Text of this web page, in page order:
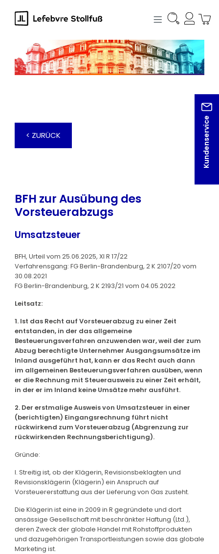
springen
Kundenservice
< ZURÜCK
BFH zur Ausübung des
Vorsteuerabzugs
Umsatzsteuer
BFH, Urteil vom 25.06.2025, XI R 17/22
Verfahrensgang: FG Berlin-Brandenburg, 2 K 2107/20 vom
30.08.2021
FG Berlin-Brandenburg, 2 K 2193/21 vom 04.05.2022
Leitsatz:
1. Ist das Recht auf Vorsteuerabzug zu einer Zeit
entstanden, in der das allgemeine
Besteuerungsverfahren anzuwenden war, weil der zum
Abzug berechtigte Unternehmer Ausgangsumsätze im
Inland ausgeführt hat, kann er das Recht auch dann
im allgemeinen Besteuerungsverfahren ausüben, wenn
er die Rechnung mit Steuerausweis zu einer Zeit erhält,
in der er im Inland keine Umsätze mehr ausführt.
2. Der erstmalige Ausweis von Umsatzsteuer in einer
(berichtigten) Eingangsrechnung führt nicht
rückwirkend zum Vorsteuerabzug (Abgrenzung zur
rückwirkenden Rechnungsberichtigung).
Gründe:
I. Streitig ist, ob der Klägerin, Revisionsbeklagten und
Revisionsklägerin (Klägerin) ein Anspruch auf
Vorsteuererstattung aus der Lieferung von Gas zusteht.
Die Klägerin ist eine in 2009 in R gegründete und dort
ansässige Gesellschaft mit beschränkter Haftung (Ltd.),
deren Zweck der globale Handel mit Rohstoffprodukten
und dazugehörigen Transportleistungen sowie das globale
Marketing ist.